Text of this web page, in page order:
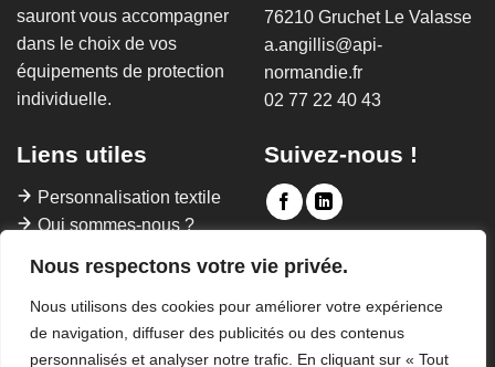
Nous respectons votre vie privée.
Nous utilisons des cookies pour améliorer votre expérience
de navigation, diffuser des publicités ou des contenus
personnalisés et analyser notre trafic. En cliquant sur « Tout
sauront vous accompagner
dans le choix de vos
équipements de protection
individuelle.
76210 Gruchet Le Valasse
a.angillis@api-
normandie.fr
02 77 22 40 43
Liens utiles
Personnalisation textile
Qui sommes-nous ?
Suivez-nous !